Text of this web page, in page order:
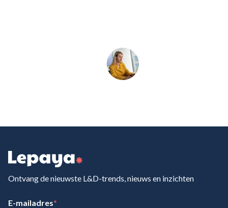
Ontvang de nieuwste L&D-trends, nieuws en inzichten
E-mailadres*